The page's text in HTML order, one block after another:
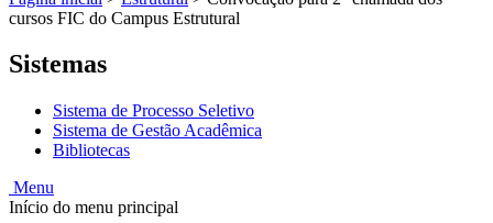
cursos FIC do Campus Estrutural
Sistemas
Sistema de Processo Seletivo
Sistema de Gestão Acadêmica
Bibliotecas
Menu
Início do menu principal